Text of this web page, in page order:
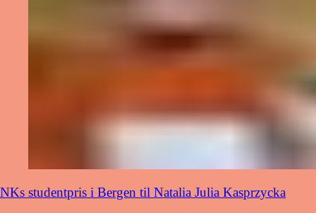
NKs studentpris i Bergen til Natalia Julia Kasprzycka